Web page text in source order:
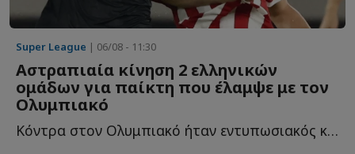
Super League | 06/08 - 11:30
Αστραπιαία κίνηση 2 ελληνικών
ομάδων για παίκτη που έλαμψε με τον
Ολυμπιακό
Κόντρα στον Ολυμπιακό ήταν εντυπωσιακός και ήδη δύο ε...